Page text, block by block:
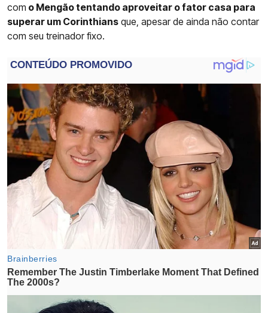
com o Mengão tentando aproveitar o fator casa para
superar um Corinthians que, apesar de ainda não contar
com seu treinador fixo.